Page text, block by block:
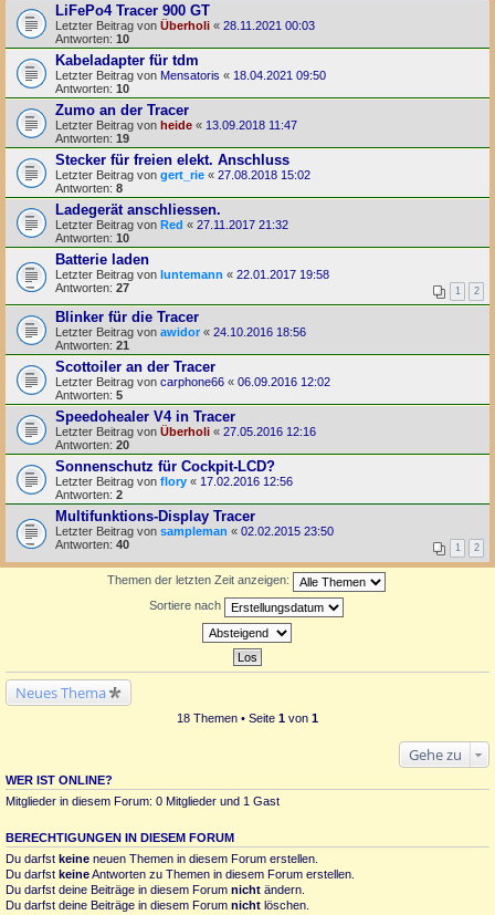
LiFePo4 Tracer 900 GT
Letzter Beitrag von Überholi « 28.11.2021 00:03
Antworten: 10
Kabeladapter für tdm
Letzter Beitrag von Mensatoris « 18.04.2021 09:50
Antworten: 10
Zumo an der Tracer
Letzter Beitrag von heide « 13.09.2018 11:47
Antworten: 19
Stecker für freien elekt. Anschluss
Letzter Beitrag von gert_rie « 27.08.2018 15:02
Antworten: 8
Ladegerät anschliessen.
Letzter Beitrag von Red « 27.11.2017 21:32
Antworten: 10
Batterie laden
Letzter Beitrag von luntemann « 22.01.2017 19:58
Antworten: 27 1 2
Blinker für die Tracer
Letzter Beitrag von awidor « 24.10.2016 18:56
Antworten: 21
Scottoiler an der Tracer
Letzter Beitrag von carphone66 « 06.09.2016 12:02
Antworten: 5
Speedohealer V4 in Tracer
Letzter Beitrag von Überholi « 27.05.2016 12:16
Antworten: 20
Sonnenschutz für Cockpit-LCD?
Letzter Beitrag von flory « 17.02.2016 12:56
Antworten: 2
Multifunktions-Display Tracer
Letzter Beitrag von sampleman « 02.02.2015 23:50
Antworten: 40 1 2
Themen der letzten Zeit anzeigen:
Sortiere nach
Neues Thema
18 Themen • Seite 1 von 1
Gehe zu
WER IST ONLINE?
Mitglieder in diesem Forum: 0 Mitglieder und 1 Gast
BERECHTIGUNGEN IN DIESEM FORUM
Du darfst keine neuen Themen in diesem Forum erstellen.
Du darfst keineAntworten zu Themen in diesem Forum erstellen.
Du darfst deine Beiträge in diesem Forum nicht ändern.
Du darfst deine Beiträge in diesem Forum nicht löschen.